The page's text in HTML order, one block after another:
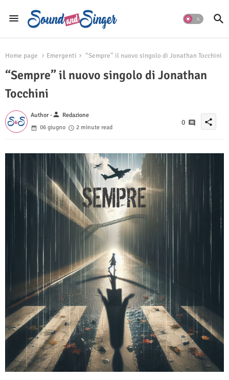
Home page Emergenti “Sempre” il nuovo singolo di Jonathan Tocchini
“Sempre” il nuovo singolo di Jonathan
Tocchini
Author -person Redazione
06 giugno
2 minute read
0 share